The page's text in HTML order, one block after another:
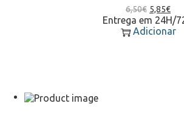
6,50€ 5,85€
Entrega em 24H/
Adicionar